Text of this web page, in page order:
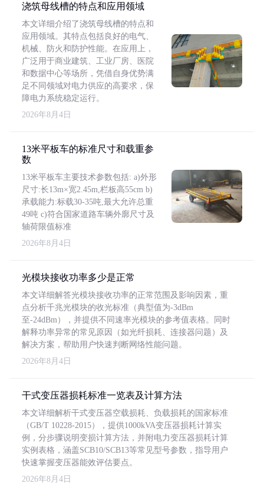
浇筑母线槽的特点和应用领域
本文详细介绍了浇筑母线槽的特点和
应用领域。其特点包括良好的电气、
机械、防火和防护性能。在应用上，
广泛用于商业建筑、工业厂房、医院
和数据中心等场所，凭借自身优势满
足不同领域对电力供应的高要求，保
障电力系统稳定运行。
2026年8月4日
13米平板车的标准尺寸和载重参
数
13米平板车主要技术参数包括: a)外形
尺寸:长13m×宽2.45m,栏板高55cm b)
承载能力:标载30-35吨,最大允许总重
49吨 c)符合国家道路车辆外廓尺寸及
轴荷限值标准
2026年8月4日
光模块接收功率多少是正常
本文详细解答光模块接收功率的正常范围及影响因素，重
点分析千兆光模块的收光标准（典型值为-3dBm
至-24dBm），并提供不同速率光模块的参考值表格。同时
解释功率异常的常见原因（如光纤损耗、连接器问题）及
解决方案，帮助用户快速判断网络性能问题。
2026年8月4日
干式变压器损耗标准一览表及计算方法
本文详细解析干式变压器空载损耗、负载损耗的国家标准
（GB/T 10228-2015），提供1000kVA变压器损耗计算实
例，分步骤说明变损计算方法，并附电力变压器损耗计算
实例表格，涵盖SCB10/SCB13等常见型号参数，指导用户
快速掌握变压器能效评估要点。
2026年8月4日